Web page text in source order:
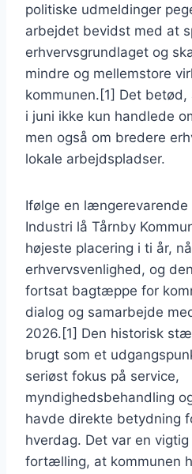
politiske udmeldinger
arbejdet bevidst med at
erhvervsgrundlaget og
mindre og mellemstore
kommunen.[1] Det
i juni ikke kun handlede
men også om bredere
lokale arbejdspladser.
Ifølge en længerevarende
Industri lå Tårnby
højeste placering i ti år,
erhvervsvenlighed, og
fortsat bagtæppe for
dialog og samarbejde
2026.[1] Den historisk
brugt som et
seriøst fokus på service,
myndighedsbehandling
havde direkte betydning
hverdag. Det var en
fortælling, at kommunen